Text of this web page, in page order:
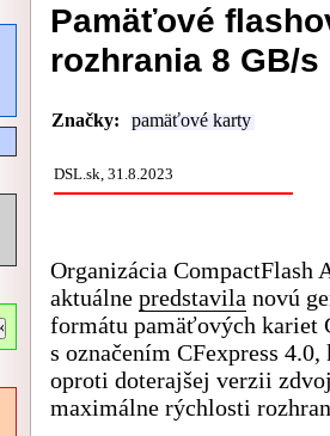
Pamäťové
rozhrania 8 GB/s
Značky: pamäťové karty
DSL.sk, 31.8.2023
Organizácia CompactFlash
aktuálne predstavila novú
formátu pamäťových kariet
s označením CFexpress 4.0,
oproti doterajšej verzii
maximálne rýchlosti